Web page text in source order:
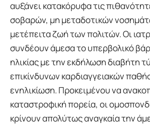
αυξάνει κατακόρυφα τις
σοβαρών, μη μεταδοτικών
μετέπειτα ζωή των πολιτών. Οι
συνδέουν άμεσα το υπερβολικό
ηλικίας με την εκδήλωση διαβήτη
επικίνδυνων καρδιαγγειακών
ενηλικίωση. Προκειμένου να
καταστροφική πορεία, οι
κρίνουν απολύτως αναγκαία την